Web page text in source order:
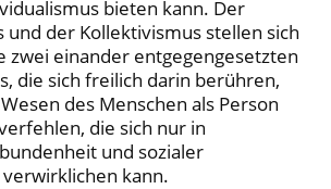
bieten kann. Der
und der Kollektivismus stellen sich
zwei einander entgegengesetzten
die sich freilich darin berühren,
des Menschen als Person
die sich nur in
und sozialer
kann.